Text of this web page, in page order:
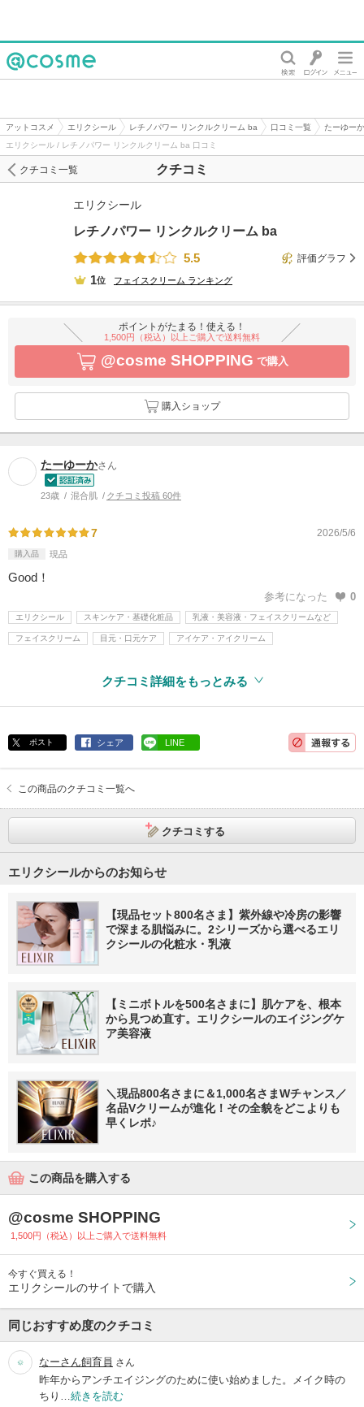
アットコスメ エリクシール レチノパワー リンクルクリーム ba 口コミ一覧
たーゆー
エリクシール / レチノパワー リンクルクリーム ba 口コミ
クチコミ
クチコミ一覧
エリクシール
レチノパワー リンクルクリーム ba
5.5
評価グラフ
1位 フェイスクリーム ランキング
ポイントがたまる！使える！
1,500円（税込）以上ご購入で送料無料
@cosme SHOPPING で購入
購入ショップ
たーゆーかさん
23歳 混合肌 クチコミ投稿 60件
7 2026/5/6
購入品 現品
Good！
参考になった 0
エリクシール スキンケア・基礎化粧品 乳液・美容液・フェイスクリームなど
フェイスクリーム 目元・口元ケア アイケア・アイクリーム
クチコミ詳細をもっとみる
ポスト シェア LINE
この商品のクチコミ一覧へ
クチコミする
エリクシールからのお知らせ
【現品セット800名さま】紫外線や冷房の影響
で深まる肌悩みに。2シリーズから選べるエリ
クシールの化粧水・乳液
【ミニボトルを500名さまに】肌ケアを、根本
から見つめ直す。エリクシールのエイジングケ
ア美容液
＼現品800名さまに＆1,000名さまWチャンス／
名品Vクリームが進化！その全貌をどこよりも
早くレポ♪
この商品を購入する
@cosme SHOPPING
1,500円（税込）以上ご購入で送料無料
今すぐ買える！
エリクシールのサイトで購入
同じおすすめ度のクチコミ
なーさん飼育員 さん
昨年からアンチエイジングのために使い始めました。メイク時の
ちり… 続きを読む